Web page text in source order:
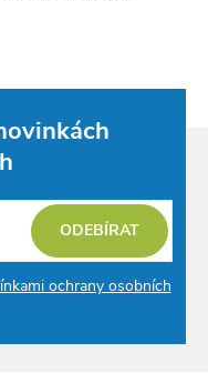
ochrany osobních
ODEBÍRAT